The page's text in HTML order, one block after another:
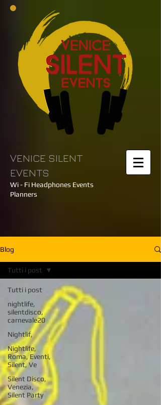
VENICE SILENT
EVENTS
Wi - Fi Headphones Events
Planners
Blog
Tutti i post
nightlife,
silentdisco,
carnevale20
Nightlif,
Nightlife,
Roma, Eventi,
Silent, Ve
Silent Disco,
Venezia,
Silent Party
Tutti i post